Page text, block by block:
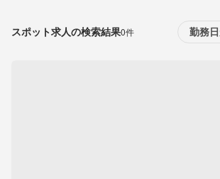
スポット求人の検索結果0件 勤務